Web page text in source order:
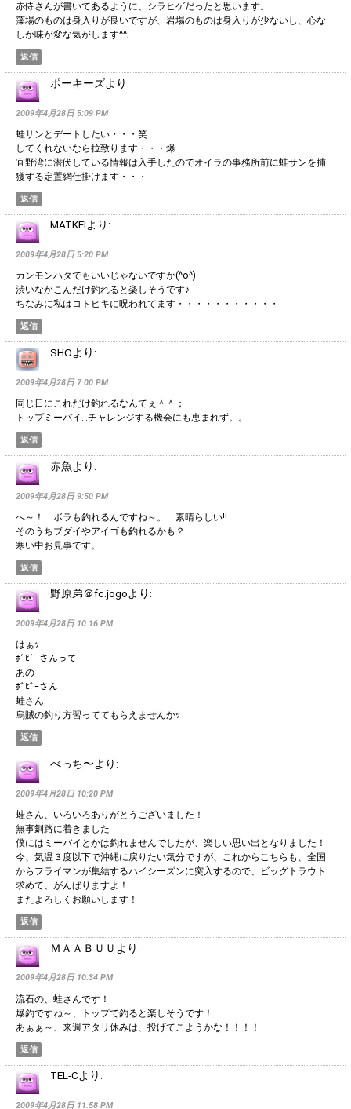
赤侍さんが書いてあるように、シラヒゲだったと思います。
藻場のものは身入りが良いですが、岩場のものは身入りが少ないし、心な
しか味が変な気がします^^;
返信
ポーキーズより:
2009年4月28日 5:09 PM
蛙サンとデートしたい・・・笑
してくれないなら拉致ります・・・爆
宜野湾に潜伏している情報は入手したのでオイラの事務所前に蛙サンを捕
獲する定置網仕掛けます・・・
返信
MATKEIより:
2009年4月28日 5:20 PM
カンモンハタでもいいじゃないですか(^o^)
渋いなかこんだけ釣れると楽しそうです♪
ちなみに私はコトヒキに呪われてます・・・・・・・・・・・
返信
SHOより:
2009年4月28日 7:00 PM
同じ日にこれだけ釣れるなんてぇ＾＾；
トップミーバイ…チャレンジする機会にも恵まれず。。
返信
赤魚 より:
2009年4月28日 9:50 PM
へ～！ ボラも釣れるんですね～。 素晴らしい!!
そのうちブダイやアイゴも釣れるかも？
寒い中お見事です。
返信
野原弟＠fc.jogoより:
2009年4月28日 10:16 PM
はぁｯ
ﾎﾞﾋﾞｰさんって
あの
ﾎﾞﾋﾞｰさん
蛙さん
烏賊の釣り方習っててもらえませんかｯ
返信
べっち〜より:
2009年4月28日 10:20 PM
蛙さん、いろいろありがとうございました！
無事釧路に着きました
僕にはミーバイとかは釣れませんでしたが、楽しい思い出となりました！
今、気温３度以下で沖縄に戻りたい気分ですが、これからこちらも、全国
からフライマンが集結するハイシーズンに突入するので、ビッグトラウト
求めて、がんばりますよ！
またよろしくお願いします！
返信
ＭＡＡＢＵＵ より:
2009年4月28日 10:34 PM
流石の、蛙さんです！
爆釣ですね～、トップで釣ると楽しそうです！
あぁぁ～、来週アタリ休みは、投げてこようかな！！！！
返信
TEL-Cより:
2009年4月28日 11:58 PM